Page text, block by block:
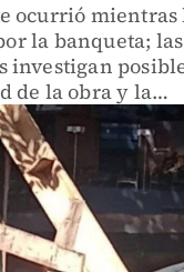
ocurrió mientras
la banqueta; las
investigan
de la obra y la
del arquitecto